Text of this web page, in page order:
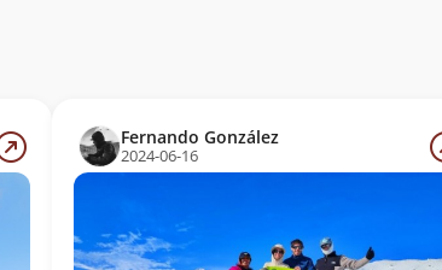
Fernando González
2024-06-16